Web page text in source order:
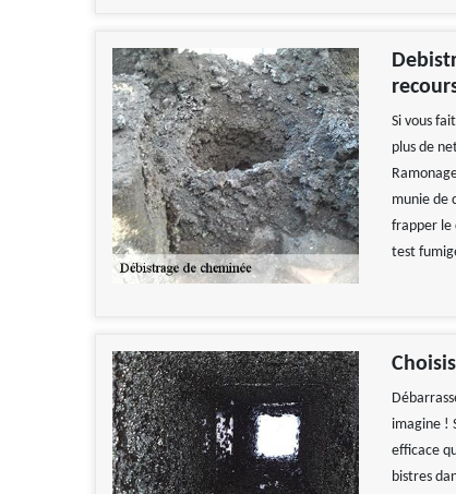
Si vous
plus de
munie de
frapper le
test
imagine !
efficace
bistres